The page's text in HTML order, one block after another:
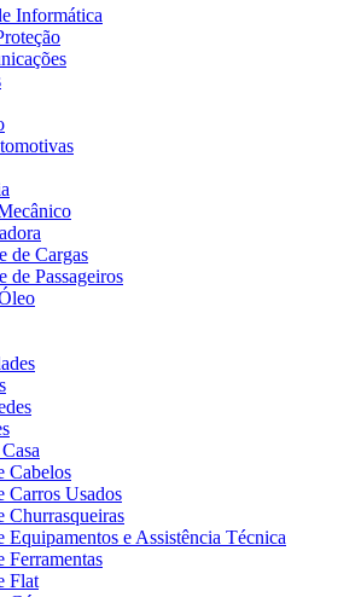
Informática
de Cargas
de Passageiros
Cabelos
Carros Usados
Churrasqueiras
Equipamentos e Assistência Técnica
Ferramentas
Flat